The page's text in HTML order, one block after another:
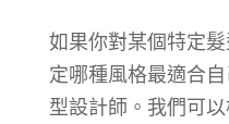
如果你對某個特定
定哪種風格最適合
型設計師。我們可